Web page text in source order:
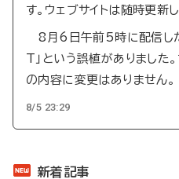
す。ウェブサイトは随時更新し
8月6日午前5時に配信し
T」という誤植がありました
の内容に変更はありません。
8/5 23:29
新着記事